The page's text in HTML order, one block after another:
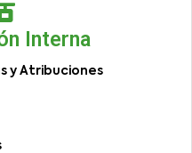
Interna
y Atribuciones